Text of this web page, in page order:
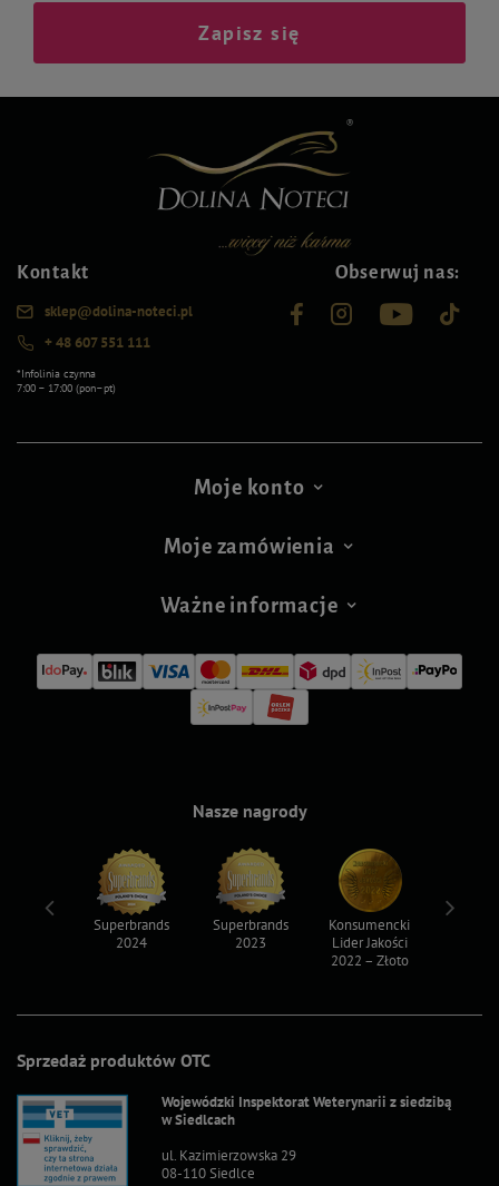
Zapisz się
Kontakt
sklep@dolina-noteci.pl
+ 48 607 551 111
*Infolinia czynna
7:00 – 17:00 (pon–pt)
Obserwuj nas:
Moje konto
Moje zamówienia
Ważne informacje
Sprzedaż produktów OTC
Wojewódzki Inspektorat Weterynarii z siedzibą
w Siedlcach
ul. Kazimierzowska 29
08-110 Siedlce
Nasze nagrody
Superbrands
2024
Superbrands
2023
Konsumencki
Lider Jakości
2022 – Złoto